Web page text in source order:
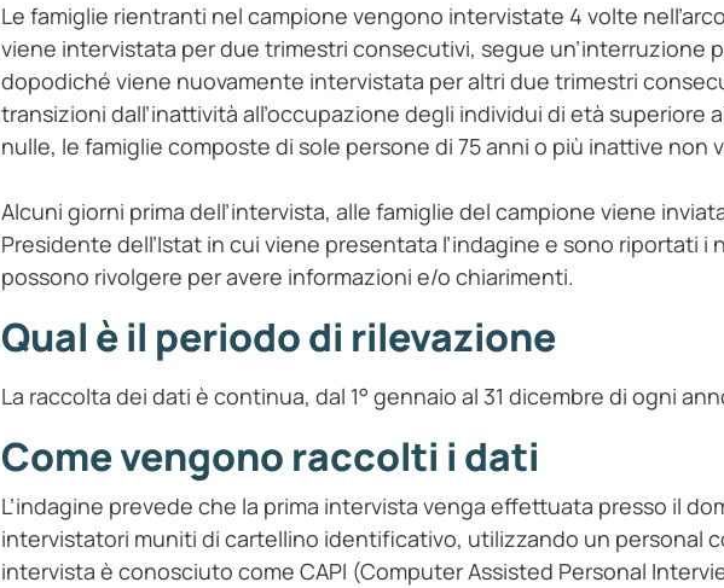
Le famiglie rientranti nel campione vengono intervistate 4 volte
viene intervistata per due trimestri consecutivi, segue un’interruzione
dopodiché viene nuovamente intervistata per altri due trimestri
transizioni dall’inattività all’occupazione degli individui di età superiore
nulle, le famiglie composte di sole persone di 75 anni o più inattive non
Alcuni giorni prima dell’intervista, alle famiglie del campione viene
Presidente dell’Istat in cui viene presentata l’indagine e sono riportati i
possono rivolgere per avere informazioni e/o chiarimenti.
Qual è il periodo di rilevazione
La raccolta dei dati è continua, dal 1° gennaio al 31 dicembre di ogni
Come vengono raccolti i dati
L’indagine prevede che la prima intervista venga effettuata presso il
intervistatori muniti di cartellino identificativo, utilizzando un personal
intervista è conosciuto come CAPI (Computer Assisted Personal